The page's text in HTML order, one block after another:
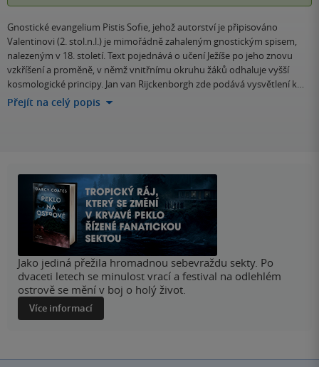
Gnostické evangelium Pistis Sofie, jehož autorství je připisováno
Valentinovi (2. stol.n.l.) je mimořádně zahaleným gnostickým spisem,
nalezeným v 18. století. Text pojednává o učení Ježíše po jeho znovu
vzkříšení a proměně, v němž vnitřnímu okruhu žáků odhaluje vyšší
kosmologické principy. Jan van Rijckenborgh zde podává vysvětlení k…
Přejít na celý popis
Jako jediná přežila hromadnou sebevraždu sekty. Po
dvaceti letech se minulost vrací a festival na odlehlém
ostrově se mění v boj o holý život.
Více informací